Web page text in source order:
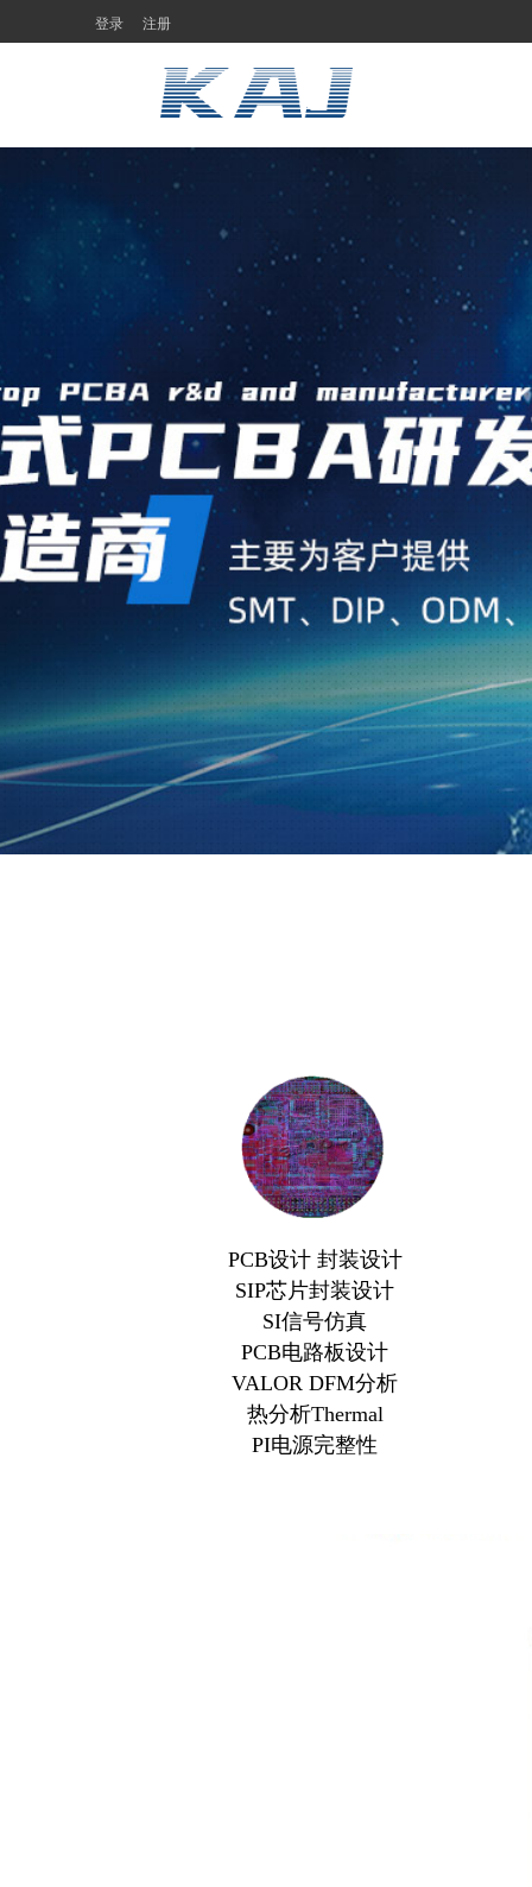
登录 注册
PCB设计 封装设计
SIP芯片封装设计
SI信号仿真
PCB电路板设计
VALOR DFM分析
热分析Thermal
PI电源完整性